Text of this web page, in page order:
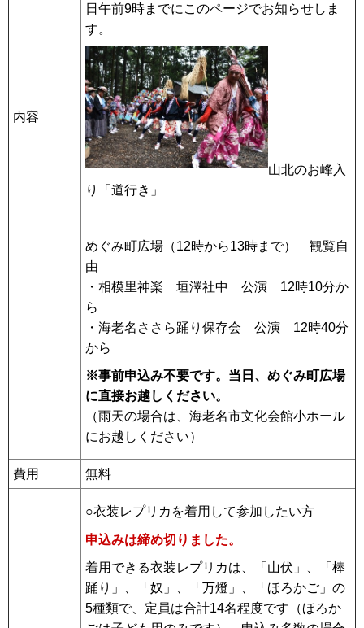
内容
日午前9時までにこのページでお知らせしま
す。
山北のお峰入
り「道行き」
めぐみ町広場（12時から13時まで） 観覧自
由
・相模里神楽 垣澤社中 公演 12時10分か
ら
・海老名ささら踊り保存会 公演 12時40分
から
※事前申込み不要です。当日、めぐみ町広場
に直接お越しください。
（雨天の場合は、海老名市文化会館小ホール
にお越しください）
費用 無料
○衣装レプリカを着用して参加したい方
申込みは締め切りました。
着用できる衣装レプリカは、「山伏」、「棒
踊り」、「奴」、「万燈」、「ほろかご」の
5種類で、定員は合計14名程度です（ほろか